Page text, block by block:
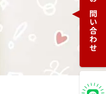
お問い合わせ